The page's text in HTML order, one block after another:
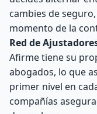
cambies de
momento de la
Red de
Afirme tiene su
abogados, lo que
primer nivel en
compañías